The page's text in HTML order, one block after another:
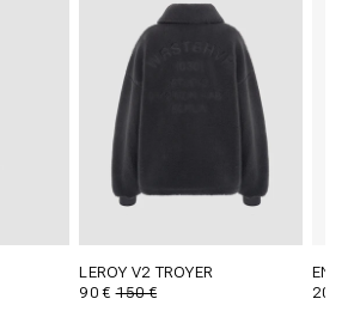
LEROY V2 TROYER
90 €150 €
ENJA
20 €